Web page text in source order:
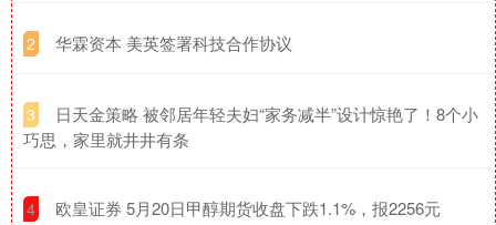
2 ​华霖资本 美英签署科技合作协议
3
​日天金策略 被邻居年轻夫妇“家务减半”设计惊艳了！8个小
巧思，家里就井井有条
4 ​欧皇证券 5月20日甲醇期货收盘下跌1.1%，报2256元